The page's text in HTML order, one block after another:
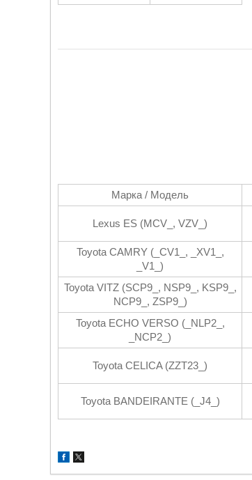
Марка / Модель
Lexus ES (MCV_, VZV_)
Toyota CAMRY (_CV1_, _XV1_,
_V1_)
Toyota VITZ (SCP9_, NSP9_, KSP9_,
NCP9_, ZSP9_)
Toyota ECHO VERSO (_NLP2_,
_NCP2_)
Toyota CELICA (ZZT23_)
Toyota BANDEIRANTE (_J4_)